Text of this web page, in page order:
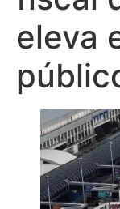
eleva